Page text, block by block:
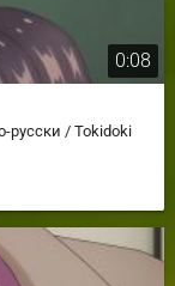
0:08
русски / Tokidoki